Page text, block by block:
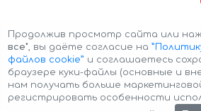
Продолжив просмотр сайта или
все", вы даёте согласие на
файлов cookie” и соглашаетесь
браузере куки-файлы (основные и
нам получать больше
регистрировать особенности